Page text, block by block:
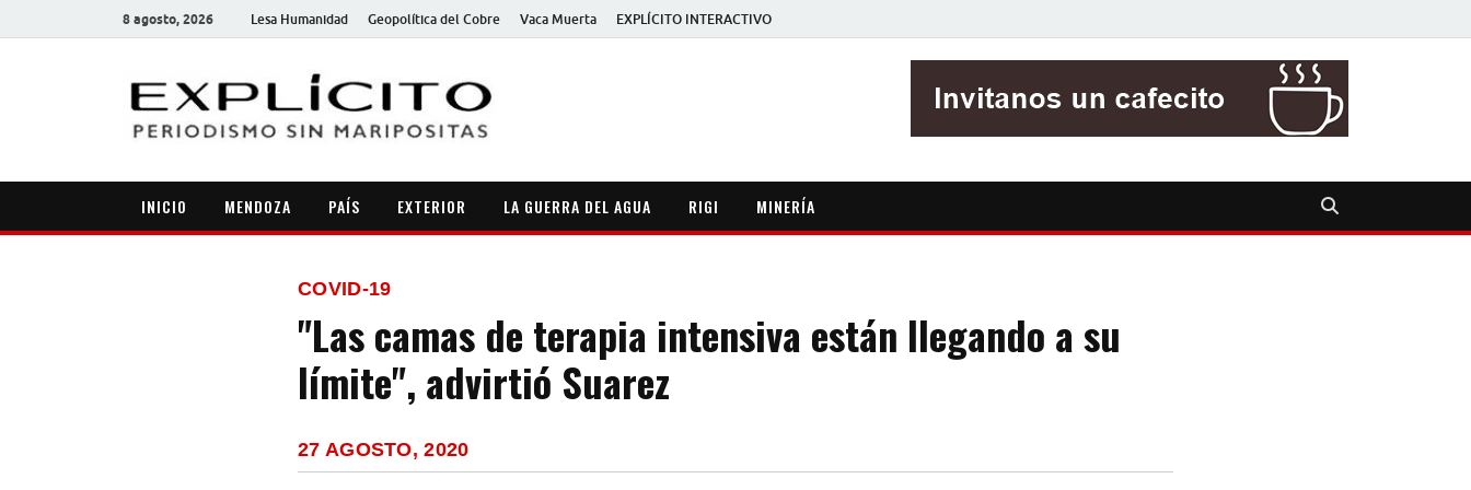
8 agosto, 2026 Lesa Humanidad Geopolítica del Cobre Vaca Muerta EXPLÍCITO INTERACTIVO
INICIO MENDOZA PAÍS EXTERIOR LA GUERRA DEL AGUA RIGI MINERÍA
COVID-19
"Las camas de terapia intensiva están llegando a su
límite", advirtió Suarez
27 AGOSTO, 2020